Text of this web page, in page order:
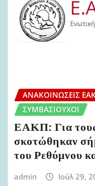
ΑΝΑΚΟΙΝΏΣΕΙΣ
ΣΥΜΒΑΣΙΟΎΧΟΙ
ΕΑΚΠ: Για
σκοτώθηκαν
του Ρεθύμνου
admin Ιούλ 29,